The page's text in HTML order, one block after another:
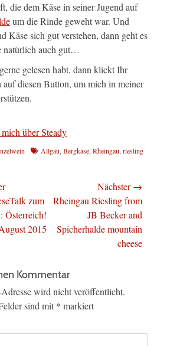
die dem Käse in seiner Jugend auf
um die Rinde geweht war. Und
Käse sich gut verstehen, dann geht es
natürlich auch gut…
gelesen habt, dann klickt Ihr
diesen Button, um mich in meiner
Schlagworte
Allgäu,Bergkäse,Rheingau,riesling
zum
Österreich!
2015
Nächster →
Nächster
Rheingau Riesling from
JB Becker and
Spicherhalde mountain
cheese
Kommentar
wird nicht veröffentlicht.
sind mit * markiert